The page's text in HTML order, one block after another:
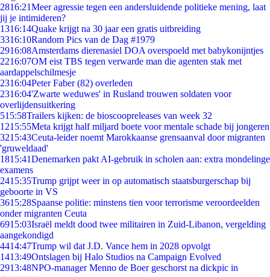
2816:21Meer agressie tegen een andersluidende politieke mening, laat
jij je intimideren?
1316:14Quake krijgt na 30 jaar een gratis uitbreiding
3316:10Random Pics van de Dag #1979
2916:08Amsterdams dierenasiel DOA overspoeld met babykonijntjes
2216:07OM eist TBS tegen verwarde man die agenten stak met
aardappelschilmesje
2316:04Peter Faber (82) overleden
2316:04'Zwarte weduwes' in Rusland trouwen soldaten voor
overlijdensuitkering
515:58Trailers kijken: de bioscoopreleases van week 32
1215:55Meta krijgt half miljard boete voor mentale schade bij jongeren
3215:43Ceuta-leider noemt Marokkaanse grensaanval door migranten
'gruweldaad'
1815:41Denemarken pakt AI-gebruik in scholen aan: extra mondelinge
examens
2415:35Trump grijpt weer in op automatisch staatsburgerschap bij
geboorte in VS
3615:28Spaanse politie: minstens tien voor terrorisme veroordeelden
onder migranten Ceuta
6915:03Israël meldt dood twee militairen in Zuid-Libanon, vergelding
aangekondigd
4414:47Trump wil dat J.D. Vance hem in 2028 opvolgt
1413:49Ontslagen bij Halo Studios na Campaign Evolved
2913:48NPO-manager Menno de Boer geschorst na dickpic in